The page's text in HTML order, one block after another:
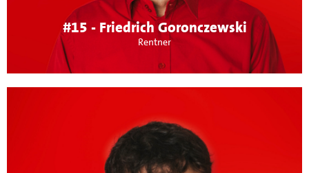
#15 - Friedrich Goronczewski
Rentner
Über mich: